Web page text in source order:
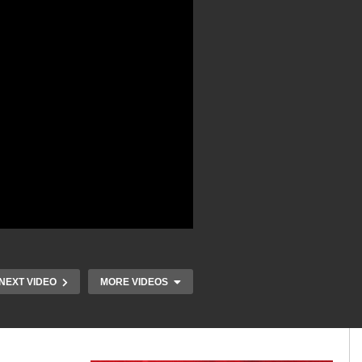
NEXT VIDEO MORE VIDEOS